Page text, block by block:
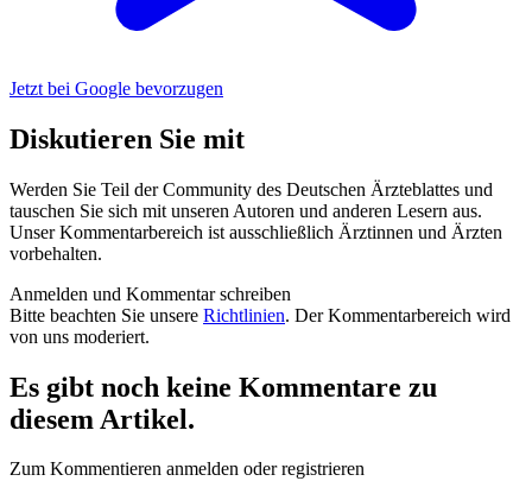
Jetzt bei Google bevorzugen
Diskutieren Sie mit
Werden Sie Teil der Community des Deutschen Ärzteblattes und
tauschen Sie sich mit unseren Autoren und anderen Lesern aus.
Unser Kommentarbereich ist ausschließlich Ärztinnen und Ärzten
vorbehalten.
Anmelden und Kommentar schreiben
Bitte beachten Sie unsere Richtlinien. Der Kommentarbereich wird
von uns moderiert.
Es gibt noch keine Kommentare zu
diesem Artikel.
Zum Kommentieren anmelden oder registrieren